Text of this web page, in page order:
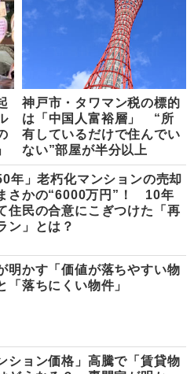
神戸市・タワマン税の標的
は「中国人富裕層」 “所
有しているだけで住んでい
ない”部屋が半分以上
年」老朽化マンションの売却
さかの“6000万円”！ 10年
住民の合意にこぎつけた「再
ン」とは？
明かす「価値が落ちやすい物
「落ちにくい物件」
ション価格」高騰で「賃貸物